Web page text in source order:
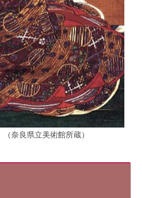
（奈良県立美術館所蔵）